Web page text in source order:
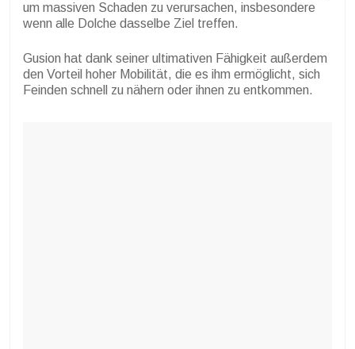
um massiven Schaden zu verursachen, insbesondere
wenn alle Dolche dasselbe Ziel treffen.
Gusion hat dank seiner ultimativen Fähigkeit außerdem
den Vorteil hoher Mobilität, die es ihm ermöglicht, sich
Feinden schnell zu nähern oder ihnen zu entkommen.